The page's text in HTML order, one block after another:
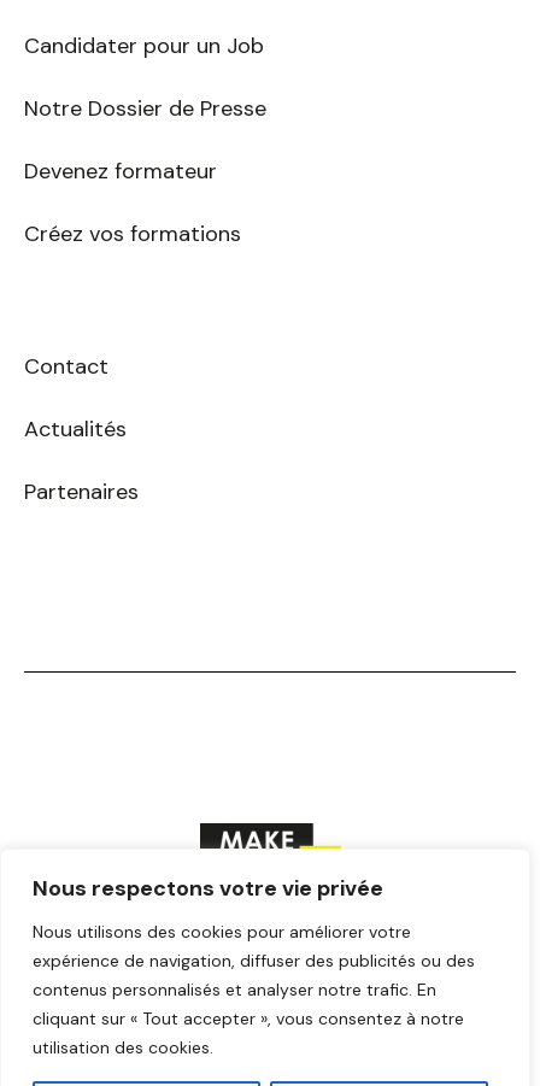
Nous respectons votre vie privée
Nous utilisons des cookies pour améliorer votre
expérience de navigation, diffuser des publicités ou des
contenus personnalisés et analyser notre trafic. En
cliquant sur « Tout accepter », vous consentez à notre
utilisation des cookies.
Candidater pour un Job
Notre Dossier de Presse
Devenez formateur
Créez vos formations
Contact
Actualités
Partenaires
F
a
c
e
b
o
o
T
w
i
t
t
r
Y
o
u
t
u
e
I
n
s
t
a
r
L
i
n
k
e
i
© Make ICI – Tous droits réservés